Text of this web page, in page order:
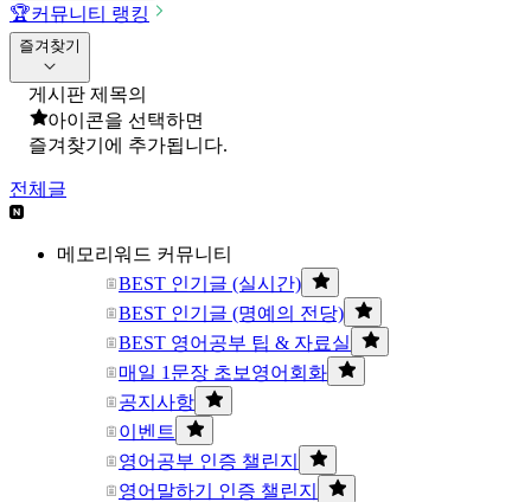
🏆커뮤니티 랭킹
즐겨찾기
게시판 제목의
아이콘을 선택하면
즐겨찾기에 추가됩니다.
전체글
메모리워드 커뮤니티
BEST 인기글 (실시간)
BEST 인기글 (명예의 전당)
BEST 영어공부 팁 & 자료실
매일 1문장 초보영어회화
공지사항
이벤트
영어공부 인증 챌린지
영어말하기 인증 챌린지